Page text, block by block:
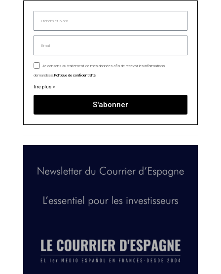
Je consens au traitement de mes données afin de recevoir les informations
demandées.Politique de confidentialité
lire plus >
S'abonner